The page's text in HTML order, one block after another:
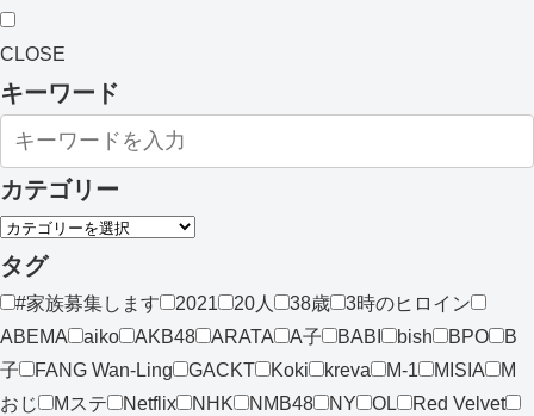
CLOSE
キーワード
カテゴリー
タグ
#家族募集します 2021 20人 38歳
3時のヒロイン
ABEMA
aiko AKB48 ARATA A子 BABI bish BPO
B
子
FANG Wan-Ling GACKT Koki kreva M-1 MISIA
M
おじ
Mステ Netflix NHK NMB48 NY OL
Red Velvet